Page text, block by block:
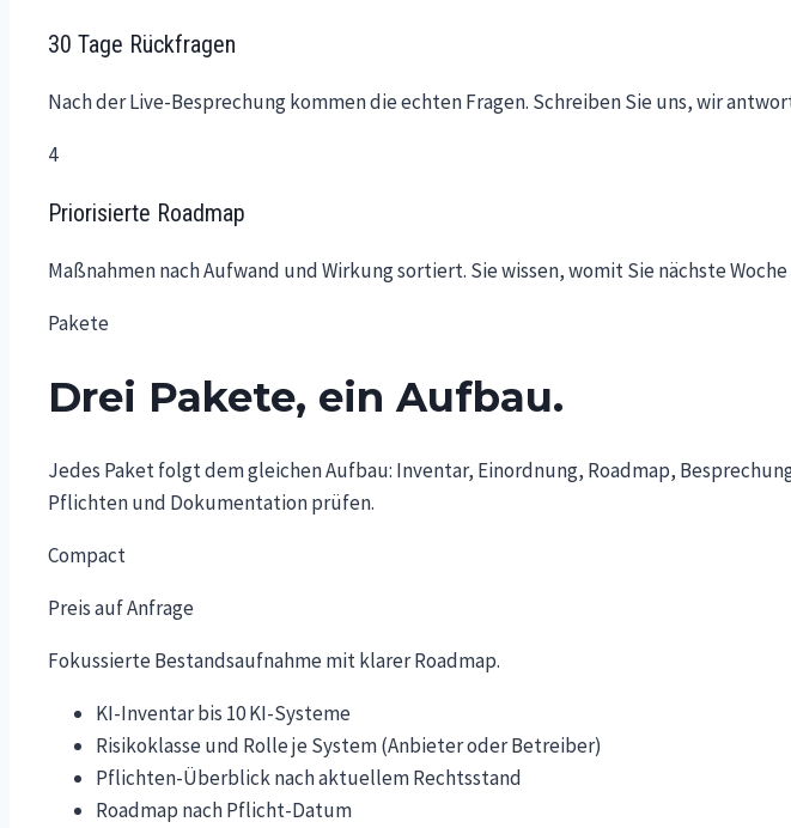
30 Tage Rückfragen
Nach der Live-Besprechung kommen die echten Fragen. Schreiben Sie uns, wir
4
Priorisierte Roadmap
Maßnahmen nach Aufwand und Wirkung sortiert. Sie wissen, womit Sie nächste Woche
Pakete
Drei Pakete, ein Aufbau.
Jedes Paket folgt dem gleichen Aufbau: Inventar, Einordnung, Roadmap,
Pflichten und Dokumentation prüfen.
Compact
Preis auf Anfrage
Fokussierte Bestandsaufnahme mit klarer Roadmap.
KI-Inventar bis 10 KI-Systeme
Risikoklasse und Rolle je System (Anbieter oder Betreiber)
Pflichten-Überblick nach aktuellem Rechtsstand
Roadmap nach Pflicht-Datum